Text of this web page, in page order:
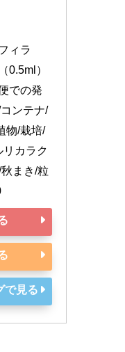
フィラ
0.5ml）
での発
ンテナ/
物/栽培/
リカラク
まき/粒
で見る